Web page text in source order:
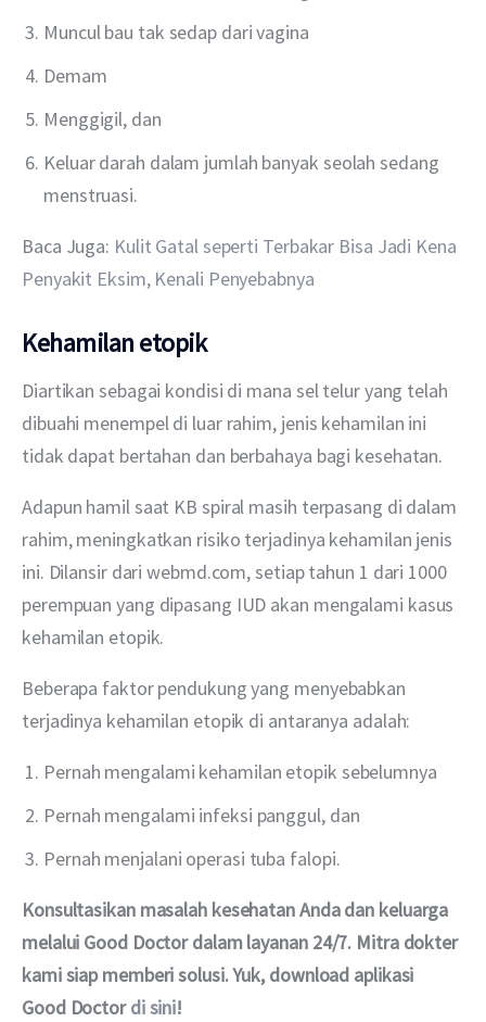
Muncul bau tak sedap dari vagina
Demam
Menggigil, dan
Keluar darah dalam jumlah banyak seolah sedang
menstruasi.
Baca Juga: Kulit Gatal seperti Terbakar Bisa Jadi Kena
Penyakit Eksim, Kenali Penyebabnya
Kehamilan etopik
Diartikan sebagai kondisi di mana sel telur yang telah
dibuahi menempel di luar rahim, jenis kehamilan ini
tidak dapat bertahan dan berbahaya bagi kesehatan.
Adapun hamil saat KB spiral masih terpasang di dalam
rahim, meningkatkan risiko terjadinya kehamilan jenis
ini. Dilansir dari webmd.com, setiap tahun 1 dari 1000
perempuan yang dipasang IUD akan mengalami kasus
kehamilan etopik.
Beberapa faktor pendukung yang menyebabkan
terjadinya kehamilan etopik di antaranya adalah:
Pernah mengalami kehamilan etopik sebelumnya
Pernah mengalami infeksi panggul, dan
Pernah menjalani operasi tuba falopi.
Konsultasikan masalah kesehatan Anda dan keluarga
melalui Good Doctor dalam layanan 24/7. Mitra dokter
kami siap memberi solusi. Yuk, download aplikasi
Good Doctor di sini!